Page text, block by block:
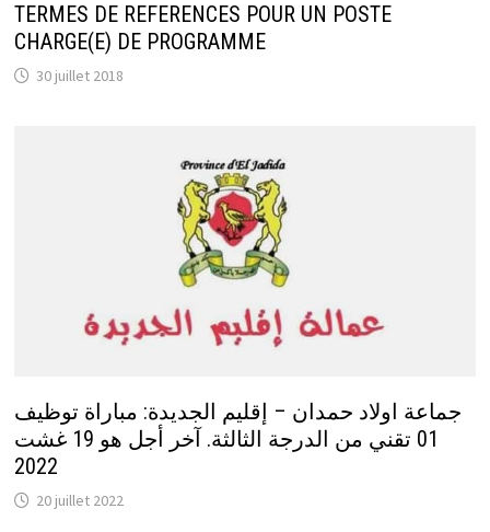
TERMES DE REFERENCES POUR UN POSTE
CHARGE(E) DE PROGRAMME
30 juillet 2018
جماعة اولاد حمدان – إقليم الجديدة: مباراة توظيف
01 تقني من الدرجة الثالثة. آخر أجل هو 19 غشت
2022
20 juillet 2022